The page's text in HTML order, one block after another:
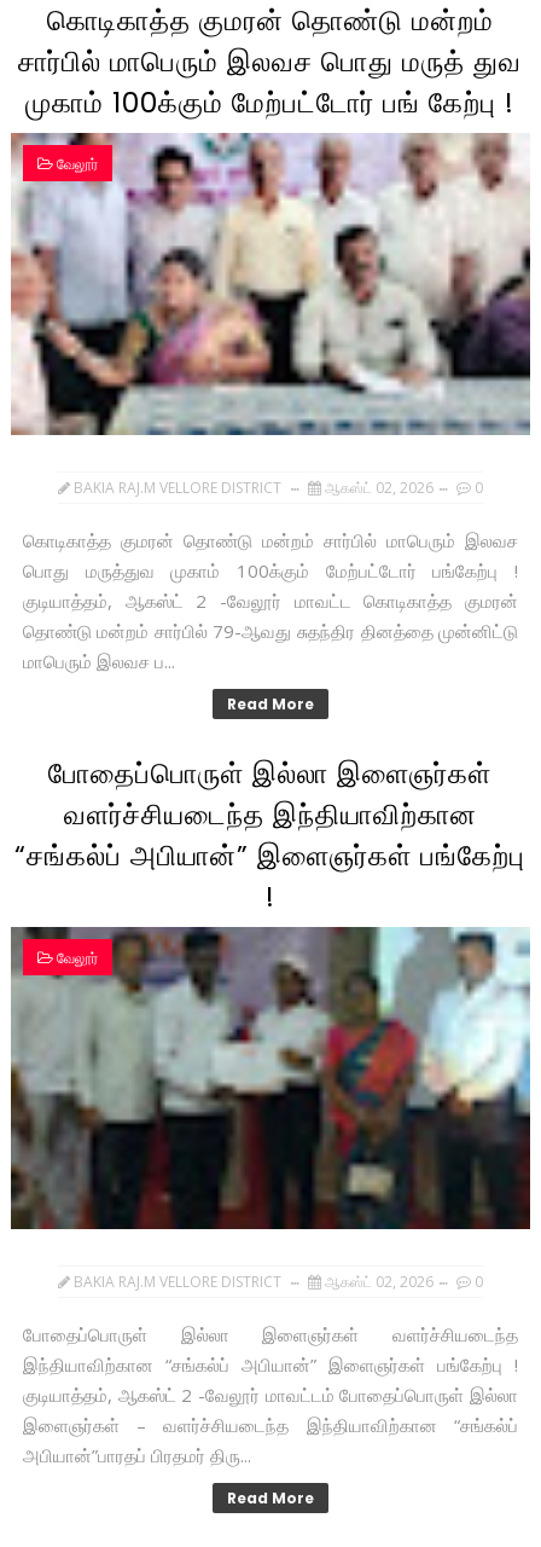
கொடிகாத்த குமரன் தொண்டு மன்றம்
சார்பில் மாபெரும் இலவச பொது மருத் துவ
முகாம் 100க்கும் மேற்பட்டோர் பங் கேற்பு !
வேலூர்
BAKIA RAJ.M VELLORE DISTRICT ஆகஸ்ட் 02, 2026 0
கொடிகாத்த குமரன் தொண்டு மன்றம் சார்பில் மாபெரும் இலவச
பொது மருத்துவ முகாம் 100க்கும் மேற்பட்டோர் பங்கேற்பு !
குடியாத்தம், ஆகஸ்ட் 2 -வேலூர் மாவட்ட கொடிகாத்த குமரன்
தொண்டு மன்றம் சார்பில் 79-ஆவது சுதந்திர தினத்தை முன்னிட்டு
மாபெரும் இலவச ப...
Read More
போதைப்பொருள் இல்லா இளைஞர்கள்
வளர்ச்சியடைந்த இந்தியாவிற்கான
“சங்கல்ப் அபியான்” இளைஞர்கள் பங்கேற்பு
!
வேலூர்
BAKIA RAJ.M VELLORE DISTRICT ஆகஸ்ட் 02, 2026 0
போதைப்பொருள் இல்லா இளைஞர்கள் வளர்ச்சியடைந்த
இந்தியாவிற்கான “சங்கல்ப் அபியான்” இளைஞர்கள் பங்கேற்பு !
குடியாத்தம், ஆகஸ்ட் 2 -வேலூர் மாவட்டம் போதைப்பொருள் இல்லா
இளைஞர்கள் – வளர்ச்சியடைந்த இந்தியாவிற்கான “சங்கல்ப்
அபியான்”பாரதப் பிரதமர் திரு...
Read More